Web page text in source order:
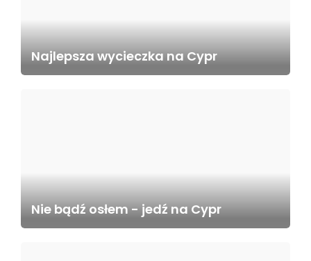
Najlepsza wycieczka na Cypr
Nie bądź osłem - jedź na Cypr